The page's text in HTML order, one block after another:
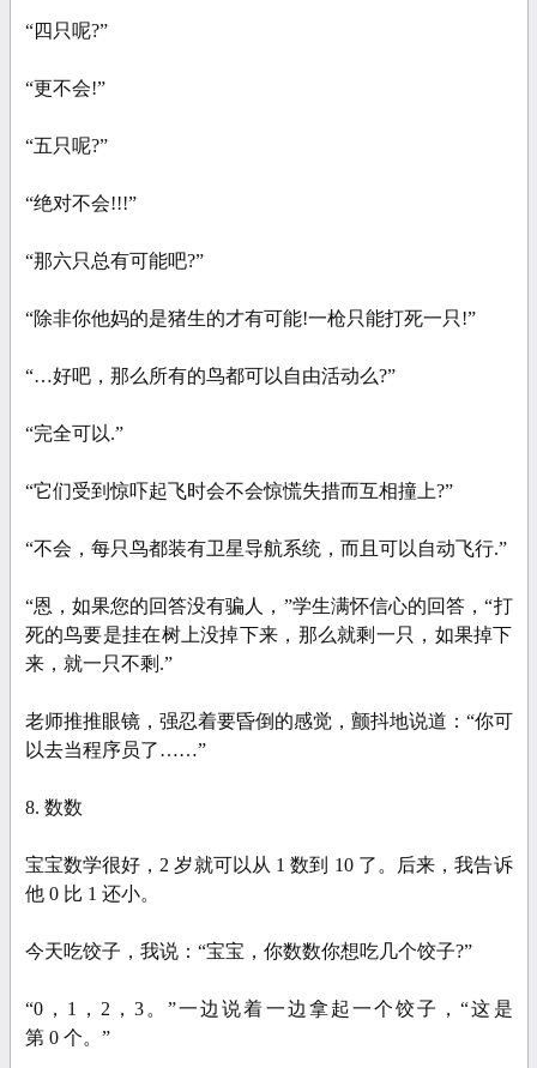
“四只呢?”
“更不会!”
“五只呢?”
“绝对不会!!!”
“那六只总有可能吧?”
“除非你他妈的是猪生的才有可能!一枪只能打死一只!”
“…好吧，那么所有的鸟都可以自由活动么?”
“完全可以.”
“它们受到惊吓起飞时会不会惊慌失措而互相撞上?”
“不会，每只鸟都装有卫星导航系统，而且可以自动飞行.”
“恩，如果您的回答没有骗人，”学生满怀信心的回答，“打
死的鸟要是挂在树上没掉下来，那么就剩一只，如果掉下
来，就一只不剩.”
老师推推眼镜，强忍着要昏倒的感觉，颤抖地说道：“你可
以去当程序员了……”
8. 数数
宝宝数学很好，2 岁就可以从 1 数到 10 了。后来，我告诉
他 0 比 1 还小。
今天吃饺子，我说：“宝宝，你数数你想吃几个饺子?”
“0，1，2，3。”一边说着一边拿起一个饺子，“这是
第 0 个。”